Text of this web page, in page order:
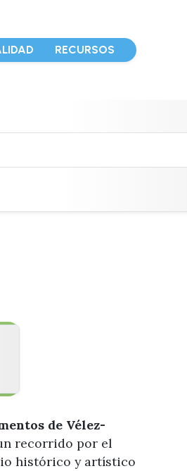
RECURSOS
de Vélez-
recorrido por el
histórico y artístico